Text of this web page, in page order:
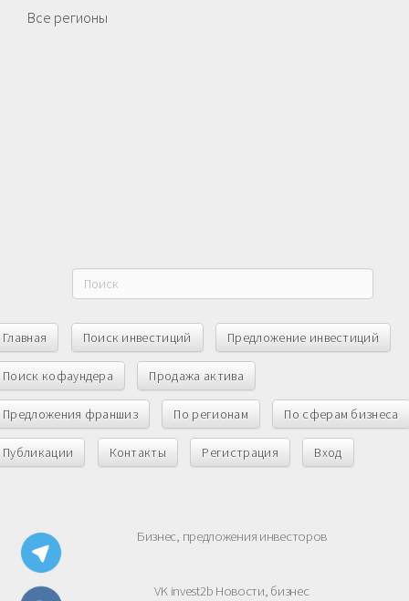
Все регионы
Главная Поиск инвестиций Предложение инвестиций
Поиск кофаундера Продажа актива
Предложения франшиз По регионам По сферам бизнеса
Публикации Контакты Регистрация Вход
Бизнес, предложения инвесторов
VK invest2b Новости, бизнес